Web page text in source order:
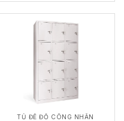
TỦ ĐỂ ĐỒ CÔNG NHÂN